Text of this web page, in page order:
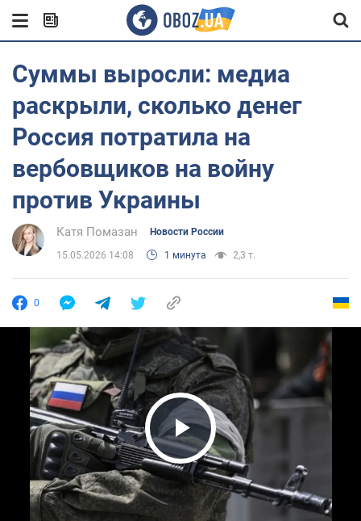
Суммы выросли: медиа
раскрыли, сколько денег
Россия потратила на
вербовщиков на войну
против Украины
Катя Помазан Новости России
15.05.2026 14:08 1 минута 2,3 т.
0
Play Video